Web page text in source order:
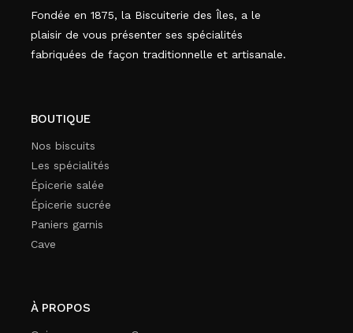
Fondée en 1875, la Biscuiterie des Îles, a le
plaisir de vous présenter ses spécialités
fabriquées de façon traditionnelle et artisanale.
BOUTIQUE
Nos biscuits
Les spécialités
Épicerie salée
Épicerie sucrée
Paniers garnis
Cave
À PROPOS